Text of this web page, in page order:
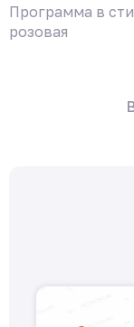
Программа в
розовая